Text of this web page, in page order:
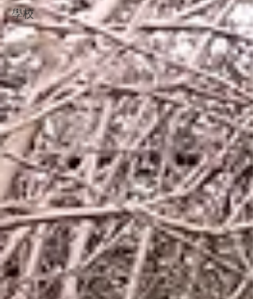
學校